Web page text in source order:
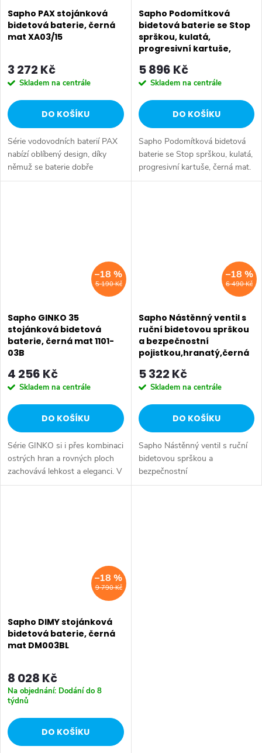
Sapho PAX stojánková
bidetová baterie, černá
mat XA03/15
3 272 Kč
Skladem na centrále
DO KOŠÍKU
Série vodovodních baterií PAX
nabízí oblíbený design, díky
němuž se baterie dobře
kombinují s ostatním zařízením
Sapho Podomítková
bidetová baterie se Stop
sprškou, kulatá,
progresivní kartuše,
5 896 Kč
Skladem na centrále
DO KOŠÍKU
Sapho Podomítková bidetová
baterie se Stop sprškou, kulatá,
progresivní kartuše, černá mat.
Hloubka: 164 mm • Barva:
5 190 Kč
–18 %
Sapho GINKO 35
stojánková bidetová
baterie, černá mat 1101-
03B
4 256 Kč
Skladem na centrále
DO KOŠÍKU
Série GINKO si i přes kombinaci
ostrých hran a rovných ploch
zachovává lehkost a eleganci. V
koupelně bude dominantním
6 490 Kč
–18 %
Sapho Nástěnný ventil s
ruční bidetovou sprškou
a bezpečnostní
pojistkou,hranatý,černá
5 322 Kč
Skladem na centrále
DO KOŠÍKU
Sapho Nástěnný ventil s ruční
bidetovou sprškou a
bezpečnostní
pojistkou,hranatý,černá mat.
9 790 Kč
–18 %
Sapho DIMY stojánková
bidetová baterie, černá
mat DM003BL
8 028 Kč
Na objednání: Dodání do 8
týdnů
DO KOŠÍKU